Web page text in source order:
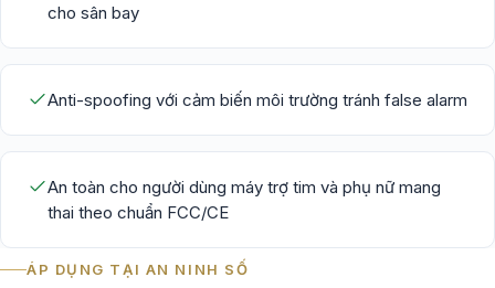
cho sân bay
Anti-spoofing với cảm biến môi trường tránh false alarm
An toàn cho người dùng máy trợ tim và phụ nữ mang
thai theo chuẩn FCC/CE
ÁP DỤNG TẠI AN NINH SỐ